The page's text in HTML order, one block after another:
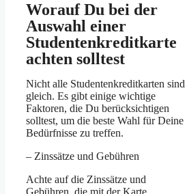
Worauf Du bei der
Auswahl einer
Studentenkreditkarte
achten solltest
Nicht alle Studentenkreditkarten sind
gleich. Es gibt einige wichtige
Faktoren, die Du berücksichtigen
solltest, um die beste Wahl für Deine
Bedürfnisse zu treffen.
– Zinssätze und Gebühren
Achte auf die Zinssätze und